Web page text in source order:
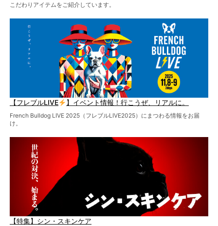
こだわりアイテムをご紹介しています。
【フレブルLIVE 】イベント情報！行こうぜ、リアルに。
French Bulldog LIVE 2025（フレブルLIVE2025）にまつわる情報をお届
け。
【特集】シン・スキンケア